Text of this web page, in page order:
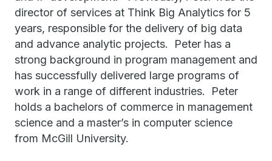
director of services at Think Big Analytics for 5
years, responsible for the delivery of big data
and advance analytic projects. Peter has a
strong background in program management and
has successfully delivered large programs of
work in a range of different industries. Peter
holds a bachelors of commerce in management
science and a master’s in computer science
from McGill University.